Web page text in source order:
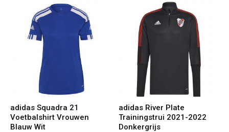
adidas Squadra 21
Voetbalshirt Vrouwen
Blauw Wit
adidas River Plate
Trainingstrui 2021-2022
Donkergrijs